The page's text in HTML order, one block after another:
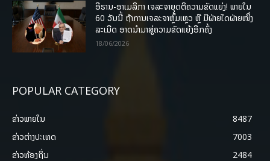
ອີຣານ-ອາເມລິກາ ເຈລະຈາຍຸດຕິຄວາມຂັດແຍ່ງ! ພາຍໃນ
60 ວັນນີ້ ຖ້າການເຈລະຈາຫຼົ້ມເຫຼວ ຫຼື ມີຝ່າຍໃດຝ່າຍໜຶ່ງ
ລະເມີດ ອາດນໍາມາສູ່ຄວາມຂັດແຍ້ງອີກຄັ້ງ
18/06/2026
POPULAR CATEGORY
ຂ່າວພາຍ​ໃນ
8487
ຂ່າວຕ່າງປະເທດ
7003
ຂ່າວທ້ອງຖິ່ນ
2484